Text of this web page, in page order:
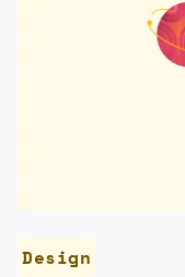
Design